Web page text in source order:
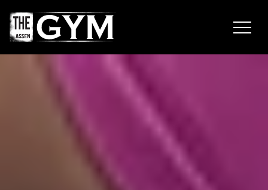
Navigatie
overslaan